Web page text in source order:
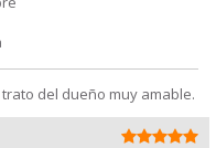
del dueño muy amable.